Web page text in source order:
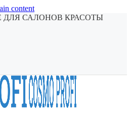
content
ДЛЯ САЛОНОВ КРАСОТЫ